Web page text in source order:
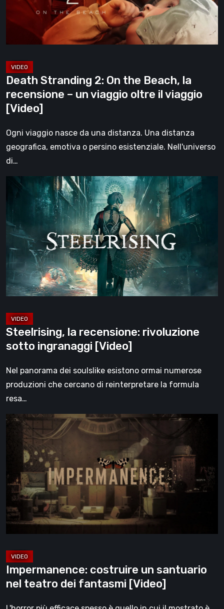
recensione
–
viaggio
oltre
il
viaggio
Death Stranding 2: On the Beach, la
recensione – un viaggio oltre il viaggio
[Video]
Ogni viaggio nasce da una distanza. Una distanza
geografica, emotiva o persino esistenziale. Nell'universo
di…
Steelrising,
recensione:
rivoluzione
sotto
ingranaggi
[Video]
Steelrising, la recensione: rivoluzione
sotto ingranaggi [Video]
Nel panorama dei soulslike esistono ormai numerose
produzioni che cercano di reinterpretare la formula
resa…
Impermanence:
costruire
santuario
nel
teatro
fantasmi
[Video]
Impermanence: costruire un santuario
nel teatro dei fantasmi [Video]